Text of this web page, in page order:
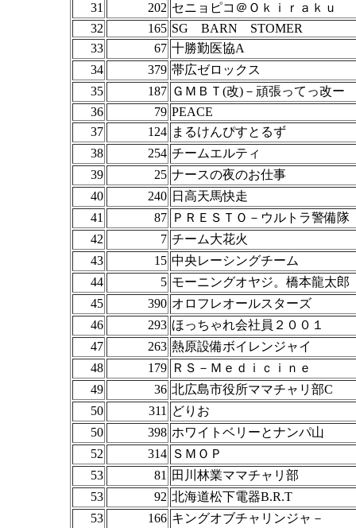
31
202 セニョピコ＠Ｏｋｉｒａｋｕ
32
165 SG BARN STOMER
33
67 十勝勤医協A
34
379 帯広ゼロックス
35
187 ＧＭＢＴ(改)－頑張ってっ改ー
36
79 PEACE
37
124 まるけんぴすとるず
38
254 チームエルティ
39
25 ナースの夜のお仕事
40
240 日高天馬快走
41
87 ＰＲＥＳＴＯ－ウルトラ警備隊
42
7 チーム大花火
43
15 中央レーシングチーム
44
5 モーニングオヤジ。橋本龍太郎
45
390 オロフレオールスターズ
46
293 ほっちゃれ会社員２００１
47
263 熱原設備ボイレンジャイ
48
179 ＲＳ－Ｍｅｄｉｃｉｎｅ
49
36 北広島市役所ママチャリ部C
50
311
どりお
50
398 ホワイトベリーとナンパ山
52
314 ＳＭＯＰ
53
81
田川林業ママチャリ部
53
92 北海道松下電器B.R.T
53
166 キングオブチャリンジャ－